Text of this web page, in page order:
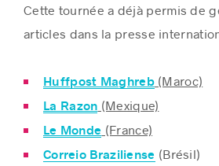
Cette tournée a déjà permis de
articles dans la presse
Huffpost Maghreb(Maroc)
La Razon (Mexique)
Le Monde (France)
Correio Braziliense (Brésil)